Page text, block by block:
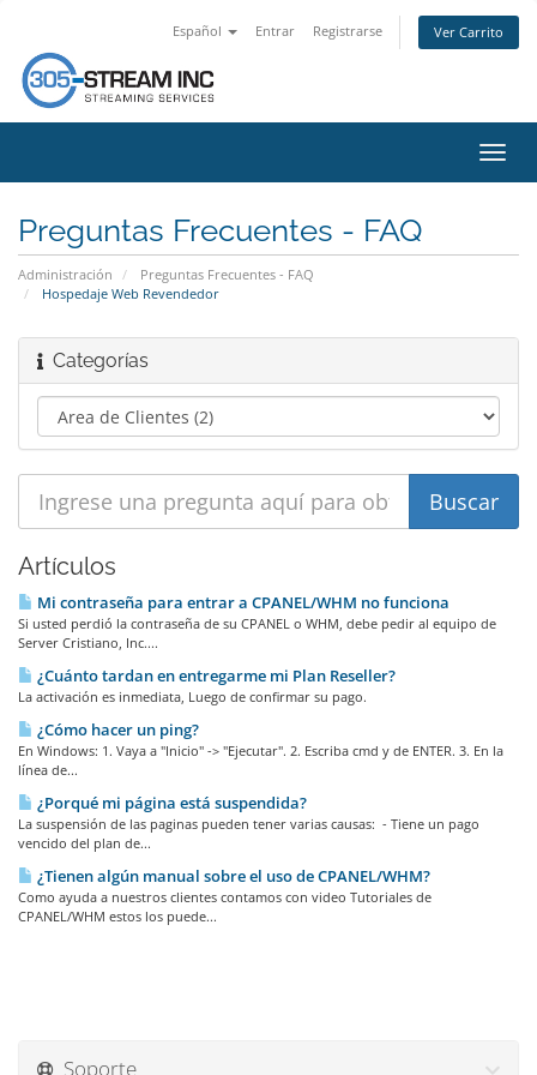
Español Entrar Registrarse Ver Carrito
Preguntas Frecuentes - FAQ
Administración
Preguntas Frecuentes - FAQ
Hospedaje Web Revendedor
Categorías
Artículos
Mi contraseña para entrar a CPANEL/WHM no funciona
Si usted perdió la contraseña de su CPANEL o WHM, debe pedir al equipo de
Server Cristiano, Inc....
¿Cuánto tardan en entregarme mi Plan Reseller?
La activación es inmediata, Luego de confirmar su pago.
¿Cómo hacer un ping?
En Windows: 1. Vaya a "Inicio" -> "Ejecutar". 2. Escriba cmd y de ENTER. 3. En la
línea de...
¿Porqué mi página está suspendida?
La suspensión de las paginas pueden tener varias causas: - Tiene un pago
vencido del plan de...
¿Tienen algún manual sobre el uso de CPANEL/WHM?
Como ayuda a nuestros clientes contamos con video Tutoriales de
CPANEL/WHM estos los puede...
Soporte